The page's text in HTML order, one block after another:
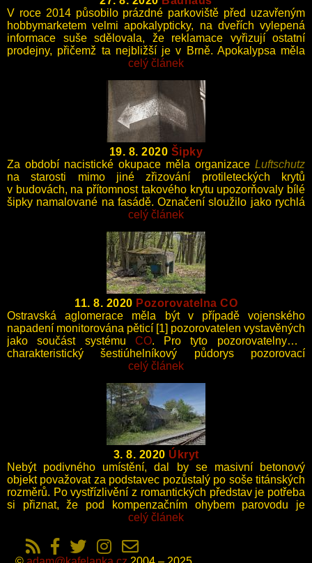
V roce 2014 působilo prázdné parkoviště před uzavřeným
hobbymarketem velmi apokalypticky, na dveřích vylepená
informace suše sdělovala, že reklamace vyřizují ostatní
prodejny, přičemž ta nejbližší je v Brně. Apokalypsa měla
zřejmě pouze lokální charakter.
celý článek
19. 8. 2020 Šipky
Za období nacistické okupace měla organizace Luftschutz
na starosti mimo jiné zřizování protileteckých krytů
v budovách, na přítomnost takového krytu upozorňovaly bílé
šipky namalované na fasádě. Označení sloužilo jako rychlá
orientace obyvatel při vyhlášení náletu, tak i po jeho
celý článek
11. 8. 2020 Pozorovatelna CO
Ostravská aglomerace měla být v případě vojenského
napadení monitorována pěticí [1] pozorovatelen vystavěných
jako součást systému CO. Pro tyto pozorovatelny je
charakteristický šestiúhelníkový půdorys pozorovací
celý článek
3. 8. 2020 Úkryt
Nebýt podivného umístění, dal by se masivní betonový
objekt považovat za podstavec pozůstalý po soše titánských
rozměrů. Po vystřízlivění z romantických představ je potřeba
si přiznat, že pod kompenzačním ohybem parovodu je
nadzemní protiletecký kryt pro ukrytí zaměstnanců nádraží.
přímého zásahu, avšak aby tento efekt byl úplný, musel by
mít kryt tvar pyramidy.
celý článek